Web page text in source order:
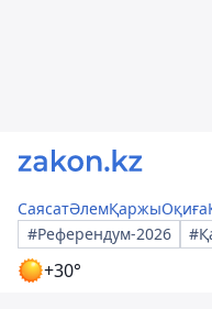
СаясатӘлемҚаржыОқиға
#Референдум-2026
+30°